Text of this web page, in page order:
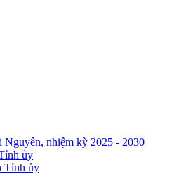
nhiệm kỳ 2025 - 2030
ủy
Tỉnh ủy